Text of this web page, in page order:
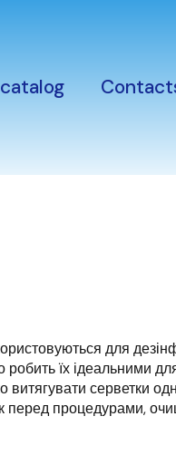
для
їх ідеальними
витягувати серветки
процедурами,